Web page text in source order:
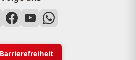
Barrierefreiheit